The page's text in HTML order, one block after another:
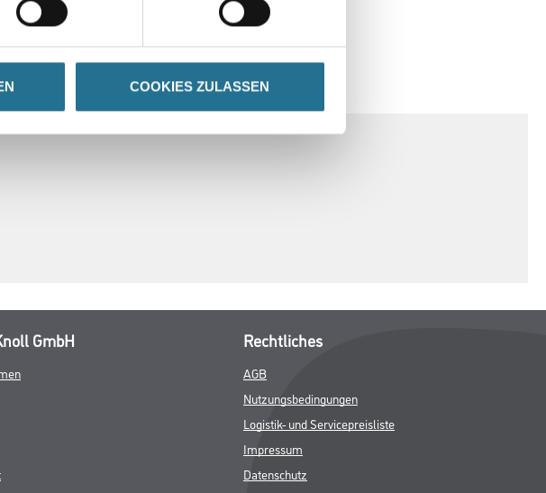
COOKIES ZULASSEN
DATENBLÄTTER
GmbH Rechtliches
AGB
Nutzungsbedingungen
Logistik- und Servicepreisliste
Impressum
Datenschutz